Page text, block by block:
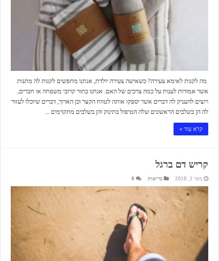
מה לקנות לאימא צעירה? כשאישה צעירה יולדת, אנחנו מחפשים לקנות לה מתנות
אשר אמורות לענות על כמה צרכים של האם. אנחנו בתור קרובי משפחה או חברים,
רוצים להעניק לה דברים אשר יספקו אותה לטווח הקצר וכן הארוך, דברים שיוכלו לעזור
לה הן בשלבים הראשונים שלה הטיפול בתינוק והן בשלבים מתקדמים ...
קרא עוד »
קריש דם ברגל
מאי 1, 2018 בריאות 0